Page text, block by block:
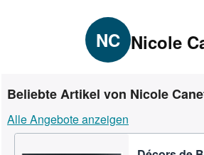
Meine Bestellungen
Kunst & Sammlerstücke
NC Nicole
Beliebte Artikel von Nicole
Alle Angebote anzeigen